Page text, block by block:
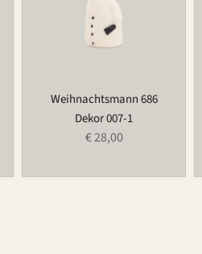
Weihnachtsmann 686
Dekor 007-1
€ 28,00